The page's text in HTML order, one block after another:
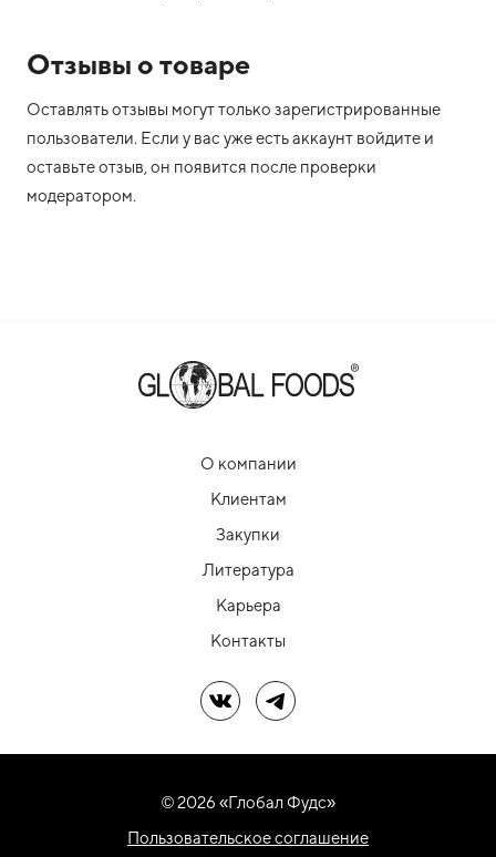
Отзывы о товаре
Оставлять отзывы могут только зарегистрированные
пользователи. Если у вас уже есть аккаунт войдите и
оставьте отзыв, он появится после проверки
модератором.
О компании
Клиентам
Закупки
Литература
Карьера
Контакты
Мы в ВКМы в Telegram
© 2026 «Глобал Фудс»
Пользовательское соглашение